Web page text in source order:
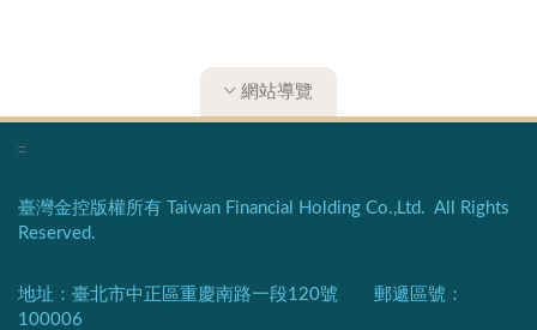
網站導覽
:::
臺灣金控版權所有 Taiwan Financial Holding Co.,Ltd. All Rights
Reserved.
地址：臺北市中正區重慶南路一段120號 郵遞區號：
100006